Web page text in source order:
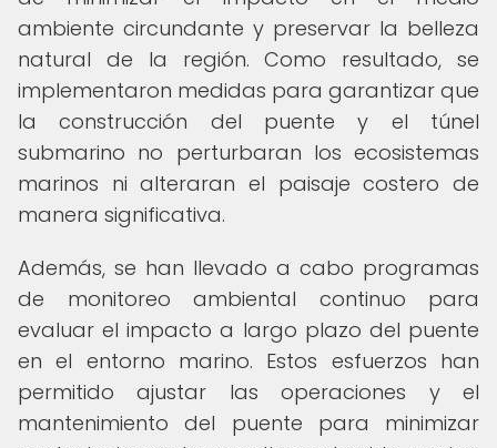
ambiente circundante y preservar la belleza
natural de la región. Como resultado, se
implementaron medidas para garantizar que
la construcción del puente y el túnel
submarino no perturbaran los ecosistemas
marinos ni alteraran el paisaje costero de
manera significativa.
Además, se han llevado a cabo programas
de monitoreo ambiental continuo para
evaluar el impacto a largo plazo del puente
en el entorno marino. Estos esfuerzos han
permitido ajustar las operaciones y el
mantenimiento del puente para minimizar